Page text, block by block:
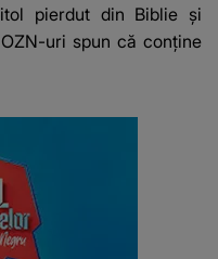
pierdut din Biblie și
uri spun că conține